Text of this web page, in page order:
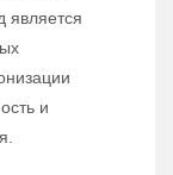
является
и